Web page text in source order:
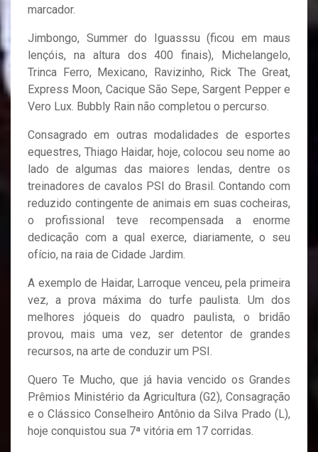
marcador.
Jimbongo, Summer do Iguasssu (ficou em maus
lençóis, na altura dos 400 finais), Michelangelo,
Trinca Ferro, Mexicano, Ravizinho, Rick The Great,
Express Moon, Cacique São Sepe, Sargent Pepper e
Vero Lux. Bubbly Rain não completou o percurso.
Consagrado em outras modalidades de esportes
equestres, Thiago Haidar, hoje, colocou seu nome ao
lado de algumas das maiores lendas, dentre os
treinadores de cavalos PSI do Brasil. Contando com
reduzido contingente de animais em suas cocheiras,
o profissional teve recompensada a enorme
dedicação com a qual exerce, diariamente, o seu
ofício, na raia de Cidade Jardim.
A exemplo de Haidar, Larroque venceu, pela primeira
vez, a prova máxima do turfe paulista. Um dos
melhores jóqueis do quadro paulista, o bridão
provou, mais uma vez, ser detentor de grandes
recursos, na arte de conduzir um PSI.
Quero Te Mucho, que já havia vencido os Grandes
Prêmios Ministério da Agricultura (G2), Consagração
e o Clássico Conselheiro Antônio da Silva Prado (L),
hoje conquistou sua 7ª vitória em 17 corridas.